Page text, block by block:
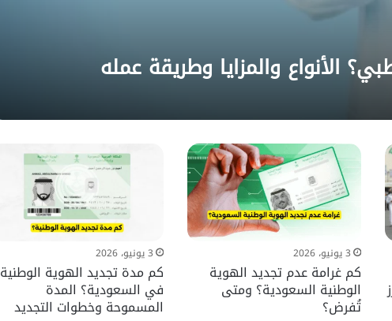
الأنواع والمزايا وطريقة عمله
3 يونيو، 2026
كم غرامة عدم تجديد الهوية
الوطنية السعودية؟ ومتى
تُفرض؟
3 يونيو، 2026
كم مدة تجديد الهوية الوطنية
في السعودية؟ المدة
المسموحة وخطوات التجديد